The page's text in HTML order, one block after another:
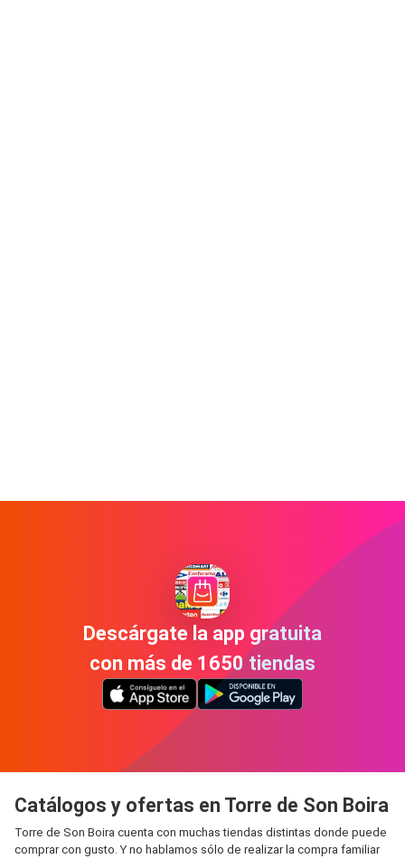
Descárgate la app gratuita
con más de 1650 tiendas
Catálogos y ofertas en Torre de Son Boira
Torre de Son Boira cuenta con muchas tiendas distintas donde puede
comprar con gusto. Y no hablamos sólo de realizar la compra familiar